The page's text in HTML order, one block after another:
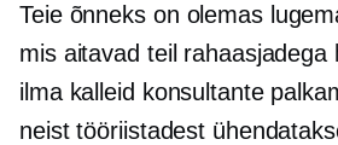
Teie õnneks on olemas
mis aitavad teil rahaasjadega
ilma kalleid konsultante
neist tööriistadest